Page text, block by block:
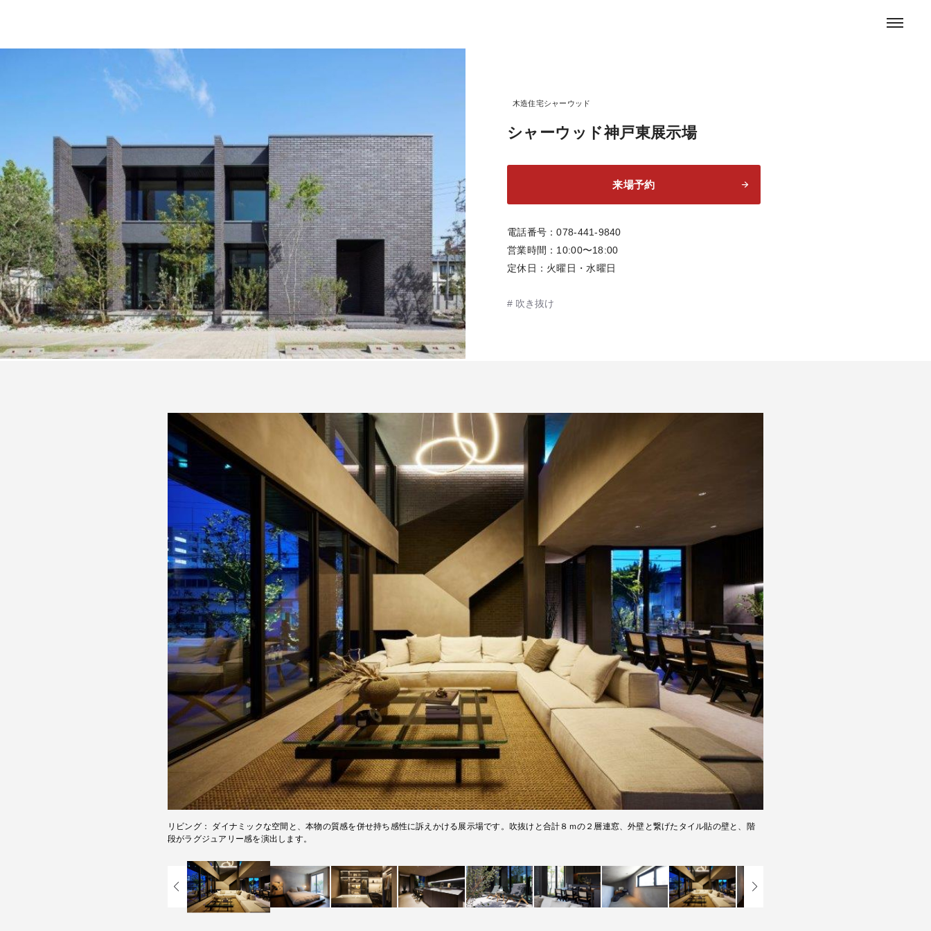
木造住宅シャーウッド
シャーウッド神戸東展示場
来場予約
電話番号
078-441-9840
営業時間
10:00〜18:00
定休日
火曜日・水曜日
吹き抜け
リビング
ダイナミックな空間と、本物の質感を併せ持ち感性に訴えかける展示場です。吹抜けと合計８ｍの２層連窓、外壁と繋げたタイル貼の壁と、階
段がラグジュアリー感を演出します。